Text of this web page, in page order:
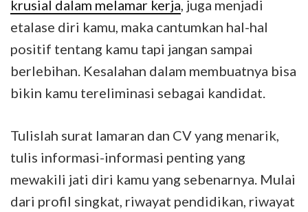
krusial dalam melamar kerja, juga menjadi
etalase diri kamu, maka cantumkan hal-hal
positif tentang kamu tapi jangan sampai
berlebihan. Kesalahan dalam membuatnya bisa
bikin kamu tereliminasi sebagai kandidat.
Tulislah surat lamaran dan CV yang menarik,
tulis informasi-informasi penting yang
mewakili jati diri kamu yang sebenarnya. Mulai
dari profil singkat, riwayat pendidikan, riwayat